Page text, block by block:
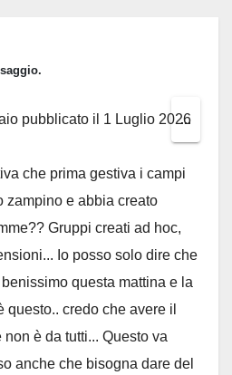
pubblicato il 1 Luglio 2026
che prima gestiva i campi
zampino e abbia creato
Gruppi creati ad hoc,
Io posso solo dire che
questa mattina e la
questo.. credo che avere il
è da tutti... Questo va
anche che bisogna dare del
...Toggle
this